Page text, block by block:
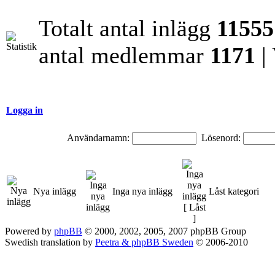
Totalt antal inlägg
antal medlemmar 1171 |
Logga in
Användarnamn: Lösenord:
Nya inlägg Inga nya inlägg Låst kategori
Powered by phpBB © 2000, 2002, 2005, 2007 phpBB Group
Swedish translation by Peetra & phpBB Sweden © 2006-2010